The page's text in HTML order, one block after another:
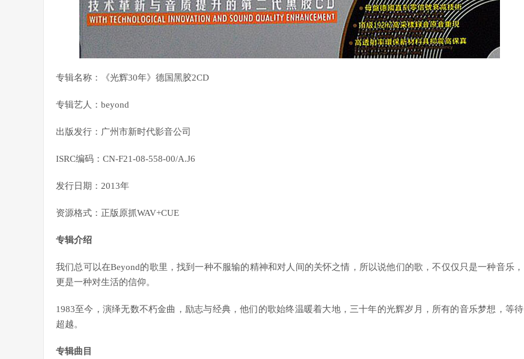
专辑名称：《光辉30年》德国黑胶2CD
专辑艺人：beyond
出版发行：广州市新时代影音公司
ISRC编码：CN-F21-08-558-00/A.J6
发行日期：2013年
资源格式：正版原抓WAV+CUE
专辑介绍
我们总可以在Beyond的歌里，找到一种不服输的精神和对人间的关怀之情，所以说他们的歌，不仅仅只是一种音乐，
更是一种对生活的信仰。
1983至今，演绎无数不朽金曲，励志与经典，他们的歌始终温暖着大地，三十年的光辉岁月，所有的音乐梦想，等待
超越。
专辑曲目